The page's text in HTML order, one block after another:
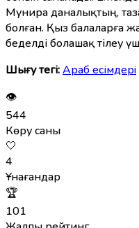
Мунира даналықтың,
болған. Қыз балаларға
беделді болашақ тілеу
Шығу тегі:Араб есімдерi
👁
544
Көру саны
🤍
4
Ұнағандар
🏆
101